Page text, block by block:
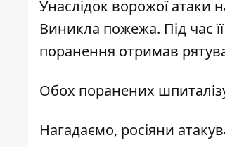
Унаслідок ворожої атаки
Виникла пожежа. Під час
поранення отримав
Обох поранених
Нагадаємо, росіяни